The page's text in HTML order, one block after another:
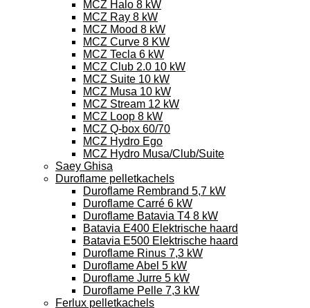
MCZ Halo 8 kW
MCZ Ray 8 kW
MCZ Mood 8 kW
MCZ Curve 8 KW
MCZ Tecla 6 kW
MCZ Club 2.0 10 kW
MCZ Suite 10 kW
MCZ Musa 10 kW
MCZ Stream 12 kW
MCZ Loop 8 kW
MCZ Q-box 60/70
MCZ Hydro Ego
MCZ Hydro Musa/Club/Suite
Saey Ghisa
Duroflame pelletkachels
Duroflame Rembrand 5,7 kW
Duroflame Carré 6 kW
Duroflame Batavia T4 8 kW
Batavia E400 Elektrische haard
Batavia E500 Elektrische haard
Duroflame Rinus 7,3 kW
Duroflame Abel 5 kW
Duroflame Jurre 5 kW
Duroflame Pelle 7,3 kW
Ferlux pelletkachels